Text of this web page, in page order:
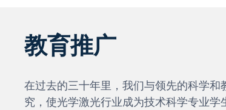
教育推广
在过去的三十年里，我们与领先的科学
究，使光学激光行业成为技术科学专业